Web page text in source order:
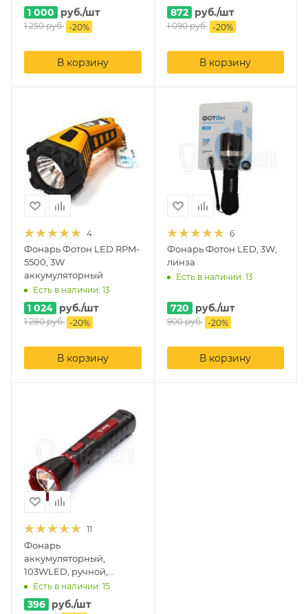
1 000 руб./шт
1 250руб. -20%
В корзину
872 руб./шт
1 090руб. -20%
В корзину
4
Фонарь Фотон LED RPM-
5500, 3W
аккумуляторный
Есть в наличии: 13
1 024 руб./шт
1 280руб. -20%
В корзину
6
Фонарь Фотон LED, 3W,
линза
Есть в наличии: 13
720 руб./шт
900руб. -20%
В корзину
11
Фонарь
аккумуляторный,
103WLED, ручной,
встроенный заряд 1W
Есть в наличии: 15
396 руб./шт